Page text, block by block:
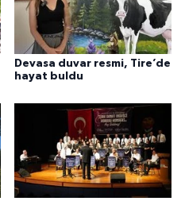
Devasa duvar resmi, Tire’de
hayat buldu